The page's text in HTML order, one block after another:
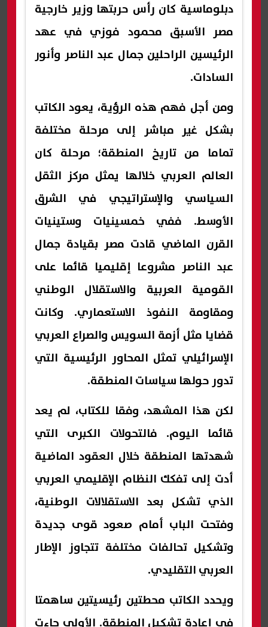
دبلوماسية كان رأس حربتها وزير خارجية
مصر الأسبق محمود فوزي في عهد
الرئيسين الراحلين جمال عبد الناصر وأنور
السادات.
ومن أجل فهم هذه الرؤية، يعود الكاتب
بشكل غير مباشر إلى مرحلة مختلفة
تماما من تاريخ المنطقة؛ مرحلة كان
العالم العربي خلالها يمثل مركز الثقل
السياسي والإستراتيجي في الشرق
الأوسط. ففي خمسينيات وستينيات
القرن الماضي قادت مصر بقيادة جمال
عبد الناصر مشروعا إقليميا قائما على
القومية العربية والاستقلال الوطني
ومقاومة النفوذ الاستعماري. وكانت
قضايا مثل أزمة السويس والصراع العربي
الإسرائيلي تمثل المحاور الرئيسية التي
تدور حولها سياسات المنطقة.
لكن هذا المشهد، وفقا للكتاب، لم يعد
قائما اليوم. فالتحولات الكبرى التي
شهدتها المنطقة خلال العقود الماضية
أدت إلى تفكك النظام الإقليمي العربي
الذي تشكل بعد الاستقلالات الوطنية،
وفتحت الباب أمام صعود قوى جديدة
وتشكيل تحالفات مختلفة تتجاوز الإطار
العربي التقليدي.
ويحدد الكاتب محطتين رئيسيتين ساهمتا
في إعادة تشكيل المنطقة. الأولى جاءت